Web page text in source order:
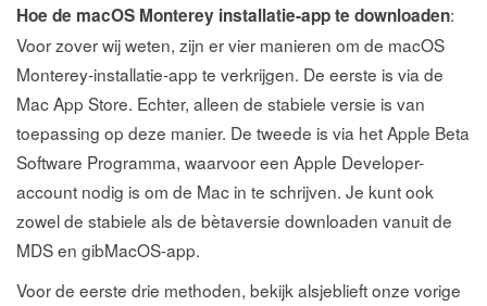
Hoe de macOS Monterey installatie-app te downloaden:
Voor zover wij weten, zijn er vier manieren om de macOS
Monterey-installatie-app te verkrijgen. De eerste is via de
Mac App Store. Echter, alleen de stabiele versie is van
toepassing op deze manier. De tweede is via het Apple Beta
Software Programma, waarvoor een Apple Developer-
account nodig is om de Mac in te schrijven. Je kunt ook
zowel de stabiele als de bètaversie downloaden vanuit de
MDS en gibMacOS-app.
Voor de eerste drie methoden, bekijk alsjeblieft onze vorige